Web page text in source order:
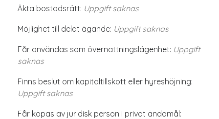
Äkta bostadsrätt: Uppgift saknas
Möjlighet till delat ägande: Uppgift saknas
Får användas som övernattningslägenhet: Uppgift
saknas
Finns beslut om kapitaltillskott eller hyreshöjning:
Uppgift saknas
Får köpas av juridisk person i privat ändamål: